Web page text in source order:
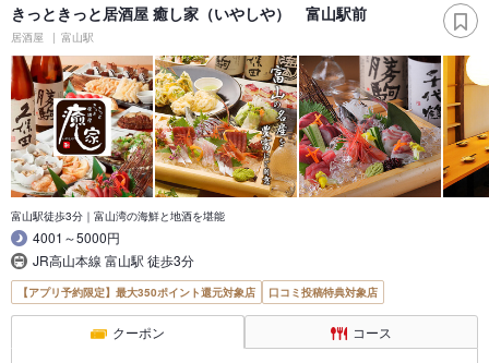
きっときっと居酒屋 癒し家（いやしや） 富山駅前
居酒屋 富山駅
富山駅徒歩3分｜富山湾の海鮮と地酒を堪能
4001～5000円
JR高山本線 富山駅 徒歩3分
【アプリ予約限定】最大350ポイント還元対象店 口コミ投稿特典対象店
クーポン コース